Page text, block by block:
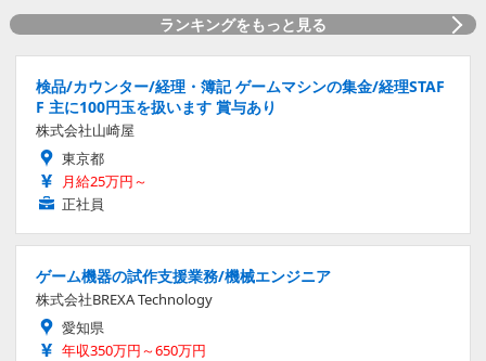
ランキングをもっと見る
検品/カウンター/経理・簿記 ゲームマシンの集金/経理STAF
F 主に100円玉を扱います 賞与あり
株式会社山崎屋
東京都
月給25万円～
正社員
ゲーム機器の試作支援業務/機械エンジニア
株式会社BREXA Technology
愛知県
年収350万円～650万円